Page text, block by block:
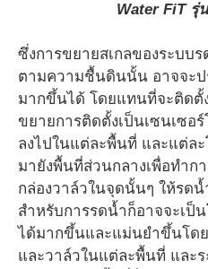
Water FiT รุ่
ซึ่งการขยายสเกลของระบบ
ตามความชื้นดินนั้น อาจจะ
มากขึ้นได้ โดยแทนที่จะติดตั้
ขยายการติดตั้งเป็นเซนเซอ
ลงไปในแต่ละพื้นที่ และแต่ล
มายังพื้นที่ส่วนกลางเพื่อทำก
กล่องวาล์วในจุดนั้นๆ ให้รด
สำหรับการรดน้ำก็อาจจะเ
ได้มากขึ้นและแม่นยำขึ้นโด
และวาล์วในแต่ละพื้นที่ และ